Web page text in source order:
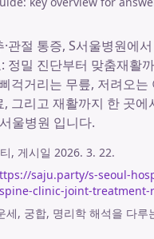
관절 통증, S서울병원에
정밀 진단부터 맞춤재활
걱거리는 무릎, 저려오는
, 그리고 재활까지 한 곳에
울병원 입니다.
, 게시일 2026. 3. 22.
saju.party/s-seoul-
clinic-joint-treatment-
세, 궁합, 명리학 해석을 다루